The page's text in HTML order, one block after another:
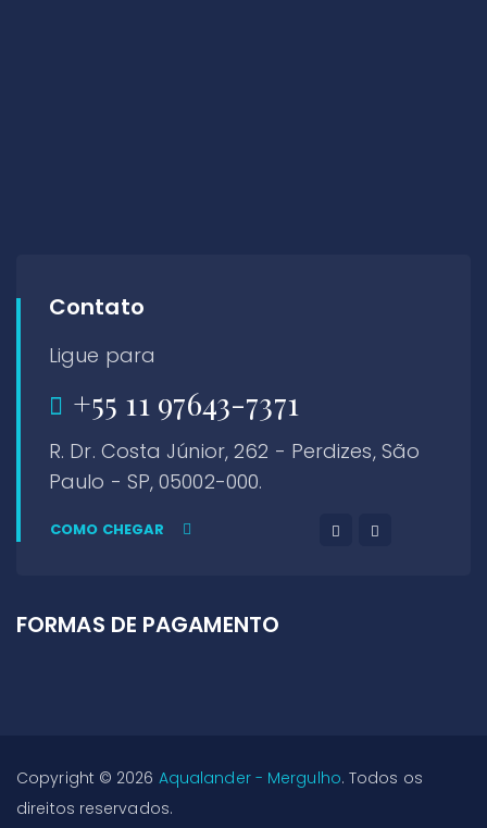
Contato
Ligue para
+55 11 97643-7371
R. Dr. Costa Júnior, 262 - Perdizes, São
Paulo - SP, 05002-000.
COMO CHEGAR
FORMAS DE PAGAMENTO
Copyright © 2026 Aqualander - Mergulho. Todos os
direitos reservados.